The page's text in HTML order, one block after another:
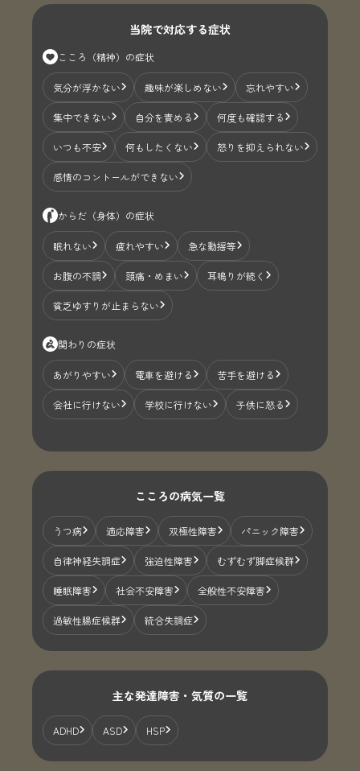
当院で対応する症状
こころ（精神）の症状
気分が浮かない 趣味が楽しめない 忘れやすい
集中できない 自分を責める 何度も確認する
いつも不安 何もしたくない 怒りを抑えられない
感情のコントールができない
からだ（身体）の症状
眠れない 疲れやすい 急な動揺等
お腹の不調 頭痛・めまい 耳鳴りが続く
貧乏ゆすりが止まらない
関わりの症状
あがりやすい 電車を避ける 苦手を避ける
会社に行けない 学校に行けない 子供に怒る
こころの病気一覧
うつ病 適応障害 双極性障害 パニック障害
自律神経失調症 強迫性障害 むずむず脚症候群
睡眠障害 社会不安障害 全般性不安障害
過敏性腸症候群 統合失調症
主な発達障害・気質の一覧
ADHD ASD HSP